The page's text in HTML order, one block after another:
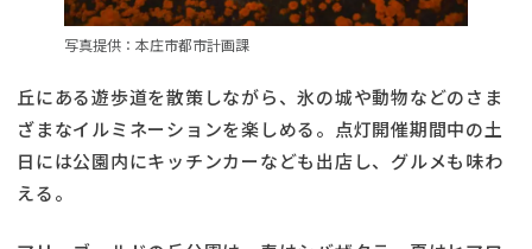
写真提供：本庄市都市計画課
丘にある遊歩道を散策しながら、氷の城や動物などのさま
ざまなイルミネーションを楽しめる。点灯開催期間中の土
日には公園内にキッチンカーなども出店し、グルメも味わ
える。